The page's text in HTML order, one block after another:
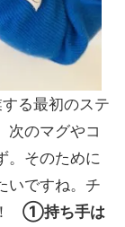
る最初のステ
次のマグやコ
。そのために
いですね。チ
①持ち手は